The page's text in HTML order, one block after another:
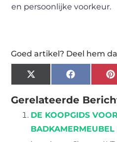
en persoonlijke voorkeur.
Goed artikel? Deel hem
X
(Twitter)
Facebook
Gerelateerde
DE KOOPGIDS
BADKAMERMEUBEL